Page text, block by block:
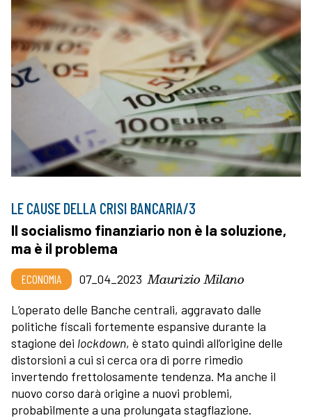
LE CAUSE DELLA CRISI BANCARIA/3
Il socialismo finanziario non è la soluzione,
ma è il problema
ECONOMIA 07_04_2023 Maurizio Milano
L’operato delle Banche centrali, aggravato dalle
politiche fiscali fortemente espansive durante la
stagione dei lockdown, è stato quindi all’origine delle
distorsioni a cui si cerca ora di porre rimedio
invertendo frettolosamente tendenza. Ma anche il
nuovo corso darà origine a nuovi problemi,
probabilmente a una prolungata stagflazione.